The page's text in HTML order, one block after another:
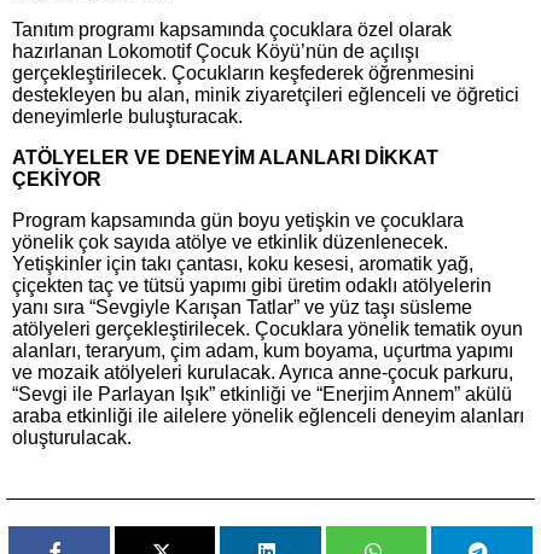
Tanıtım programı kapsamında çocuklara özel olarak
hazırlanan Lokomotif Çocuk Köyü’nün de açılışı
gerçekleştirilecek. Çocukların keşfederek öğrenmesini
destekleyen bu alan, minik ziyaretçileri eğlenceli ve öğretici
deneyimlerle buluşturacak.
ATÖLYELER VE DENEYİM ALANLARI DİKKAT
ÇEKİYOR
Program kapsamında gün boyu yetişkin ve çocuklara
yönelik çok sayıda atölye ve etkinlik düzenlenecek.
Yetişkinler için takı çantası, koku kesesi, aromatik yağ,
çiçekten taç ve tütsü yapımı gibi üretim odaklı atölyelerin
yanı sıra “Sevgiyle Karışan Tatlar” ve yüz taşı süsleme
atölyeleri gerçekleştirilecek. Çocuklara yönelik tematik oyun
alanları, teraryum, çim adam, kum boyama, uçurtma yapımı
ve mozaik atölyeleri kurulacak. Ayrıca anne-çocuk parkuru,
“Sevgi ile Parlayan Işık” etkinliği ve “Enerjim Annem” akülü
araba etkinliği ile ailelere yönelik eğlenceli deneyim alanları
oluşturulacak.